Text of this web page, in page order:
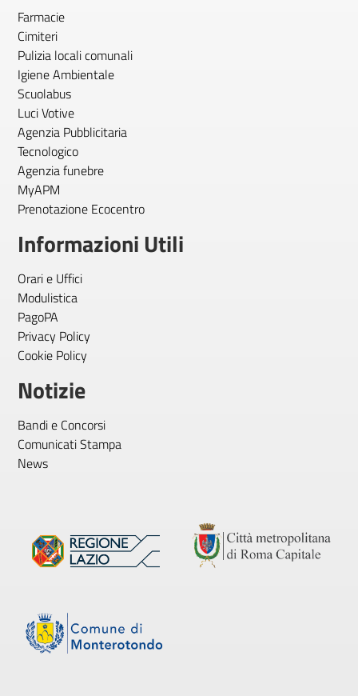
Farmacie
Cimiteri
Pulizia locali comunali
Igiene Ambientale
Scuolabus
Luci Votive
Agenzia Pubblicitaria
Tecnologico
Agenzia funebre
MyAPM
Prenotazione Ecocentro
Informazioni Utili
Orari e Uffici
Modulistica
PagoPA
Privacy Policy
Cookie Policy
Notizie
Bandi e Concorsi
Comunicati Stampa
News